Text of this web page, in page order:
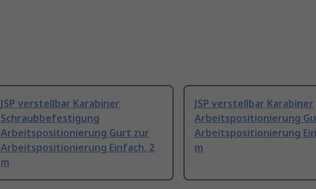
JSP verstellbar Karabiner
Schraubbefestigung
Arbeitspositionierung Gurt zur
Arbeitspositionierung Einfach, 2
m
JSP verstellbar Karabiner
Arbeitspositionierung
Arbeitspositionierung
m